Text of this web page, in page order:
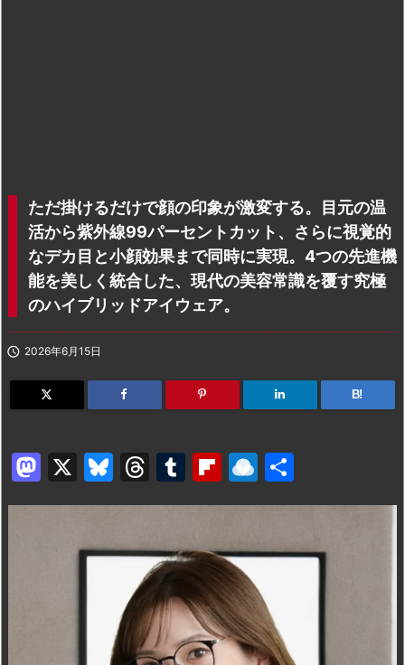
ただ掛けるだけで顔の印象が激変する。目元の温
活から紫外線99パーセントカット、さらに視覚的
なデカ目と小顔効果まで同時に実現。4つの先進機
能を美しく統合した、現代の美容常識を覆す究極
のハイブリッドアイウェア。
 2026年6月15日
B!
M
a
X
Bl
u
s
y
T
hr
a
d
s
T
u
bl
Fl
ip
o
ar
d
R
ai
dr
o
p.
io
有